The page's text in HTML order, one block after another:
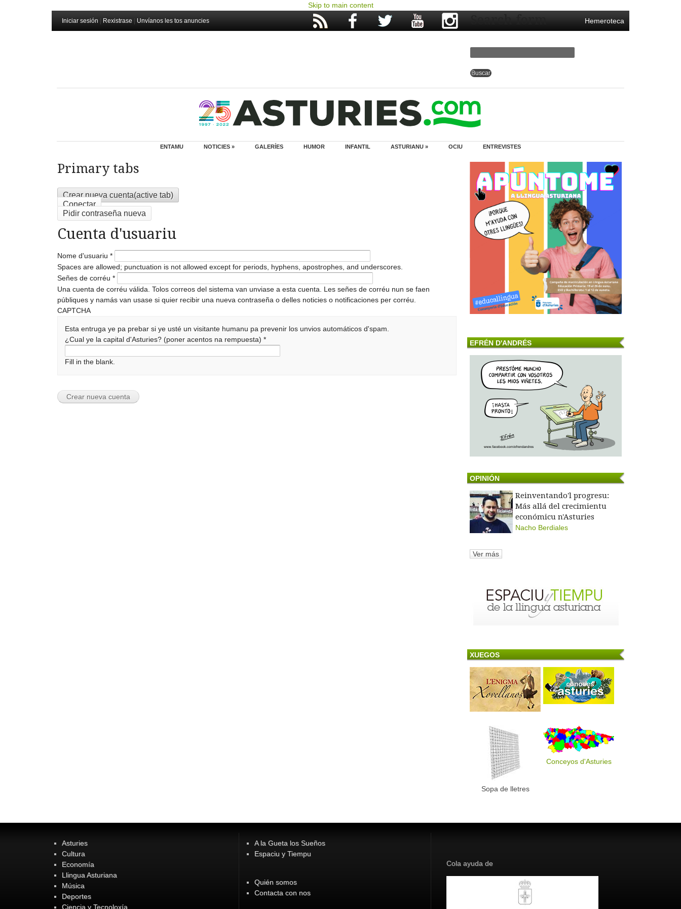
Skip to main content
Iniciar sesión Rexistrase Unvíanos les tos anuncies Hemeroteca
Search form
ENTAMU NOTICIES » GALERÍES HUMOR INFANTIL ASTURIANU » OCIU ENTREVISTES
Primary tabs
Crear nueva cuenta(active tab)
Conectar
Pidir contraseña nueva
Cuenta d'usuariu
Nome d'usuariu *
Spaces are allowed; punctuation is not allowed except for periods, hyphens, apostrophes, and underscores.
Señes de corréu *
Una cuenta de corréu válida. Tolos correos del sistema van unviase a esta cuenta. Les señes de corréu nun se faen
públiques y namás van usase si quier recibir una nueva contraseña o delles noticies o notificaciones per corréu.
CAPTCHA
Esta entruga ye pa prebar si ye usté un visitante humanu pa prevenir los unvios automáticos d'spam.
¿Cual ye la capital d'Asturies? (poner acentos na rempuesta)*
Fill in the blank.
EFRÉN D'ANDRÉS
OPINIÓN
Reinventando'l progresu:
Más allá del crecimientu
económicu n'Asturies
Nacho Berdiales
Ver más
XUEGOS
Sopa de lletres
Conceyos d'Asturies
Asturies
Cultura
Economía
Llingua Asturiana
Música
Deportes
Ciencia y Tecnoloxía
A la Gueta los Sueños
Espaciu y Tiempu
Quién somos
Contacta con nos
Cola ayuda de